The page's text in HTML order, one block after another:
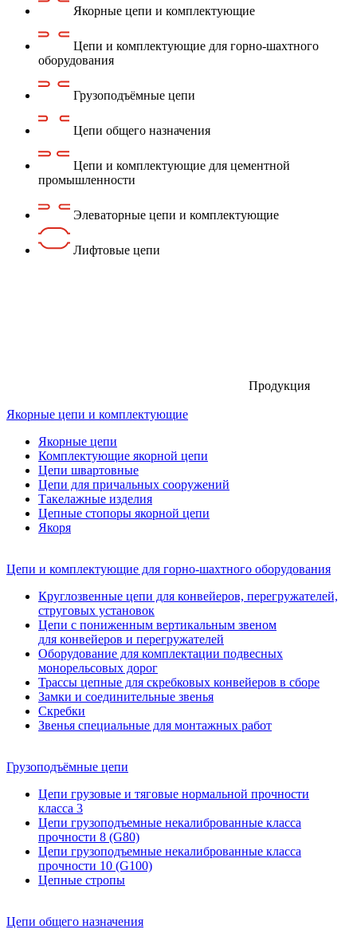
Якорные цепи и комплектующие
Цепи и комплектующие для горно-шахтного
оборудования
Грузоподъёмные цепи
Цепи общего назначения
Цепи и комплектующие для цементной
промышленности
Элеваторные цепи и комплектующие
Лифтовые цепи
Продукция
Якорные цепи и комплектующие
Якорные цепи
Комплектующие якорной цепи
Цепи швартовные
Цепи для причальных сооружений
Такелажные изделия
Цепные стопоры якорной цепи
Якоря
Цепи и комплектующие для горно-шахтного оборудования
Круглозвенные цепи для конвейеров, перегружателей,
струговых установок
Цепи с пониженным вертикальным звеном
для конвейеров и перегружателей
Оборудование для комплектации подвесных
монорельсовых дорог
Трассы цепные для скребковых конвейеров в сборе
Замки и соединительные звенья
Скребки
Звенья специальные для монтажных работ
Грузоподъёмные цепи
Цепи грузовые и тяговые нормальной прочности
класса 3
Цепи грузоподъемные некалиброванные класса
прочности 8 (G80)
Цепи грузоподъемные некалиброванные класса
прочности 10 (G100)
Цепные стропы
Цепи общего назначения